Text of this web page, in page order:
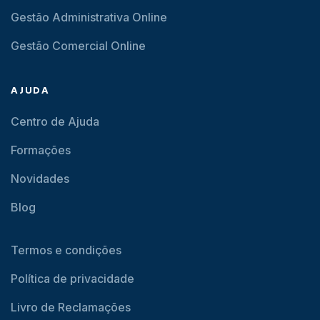
Gestão Administrativa Online
Gestão Comercial Online
AJUDA
Centro de Ajuda
Formações
Novidades
Blog
Termos e condições
Política de privacidade
Livro de Reclamações